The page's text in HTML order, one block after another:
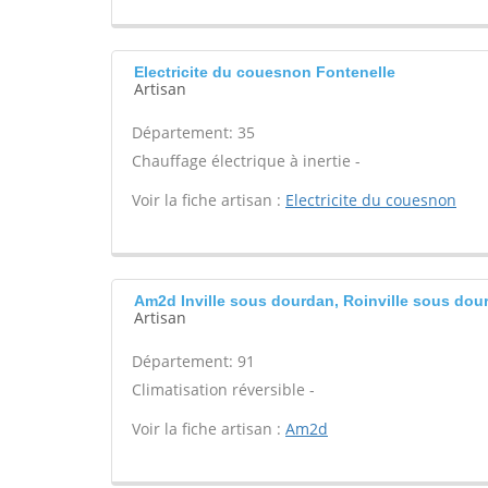
Electricite du couesnon Fontenelle
Artisan
Département: 35
Chauffage électrique à inertie -
Voir la fiche artisan : Electricite du couesnon
Am2d Inville sous dourdan, Roinville sous
Artisan
Département: 91
Climatisation réversible -
Voir la fiche artisan : Am2d